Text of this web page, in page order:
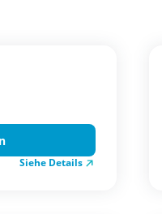
Siehe Details